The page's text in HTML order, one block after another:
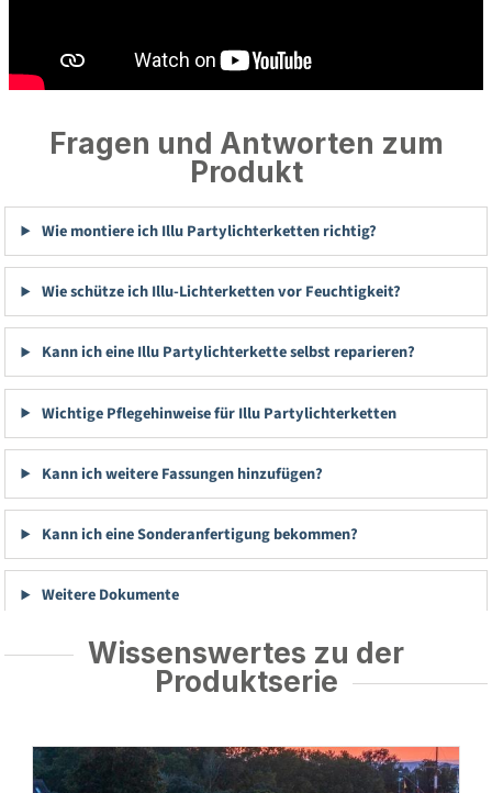
Fragen und Antworten zum
Produkt
Wie montiere ich Illu Partylichterketten richtig?
Wie schütze ich Illu-Lichterketten vor Feuchtigkeit?
Kann ich eine Illu Partylichterkette selbst reparieren?
Wichtige Pflegehinweise für Illu Partylichterketten
Kann ich weitere Fassungen hinzufügen?
Kann ich eine Sonderanfertigung bekommen?
Weitere Dokumente
Wissenswertes zu der
Produktserie